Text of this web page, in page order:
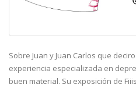
Sobre Juan y Juan Carlos que
experiencia especializada en
buen material. Su exposición de